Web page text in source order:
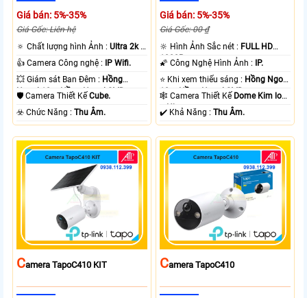
Giá bán: 5%-35%
Giá Gốc: Liên hệ
🔅 Chất lượng hình Ảnh :Ultra 2k +
.
👍 Camera Công nghệ : IP Wifi.
💥 Giám sát Ban Đêm : Hồng
Ngoại 10m Hồng Ngoại SMD.
🛡 Camera Thiết KếCube.
️☣️ Chức Năng :Thu Âm.
Giá bán: 5%-35%
Giá Gốc: 00 ₫
🔆 Hình Ảnh Sắc nét : FULL HD
1080P .
🌠 Công Nghệ Hình Ảnh : IP.
⭐ Khi xem thiếu sáng : Hồng Ngoại
10m Hồng Ngoại SMD.
🕸️ Camera Thiết Kế Dome Kim loại
+ Nhựa.
️✔️ Khả Năng :Thu Âm.
CAmera TapoC410 KIT CAmera TapoC410